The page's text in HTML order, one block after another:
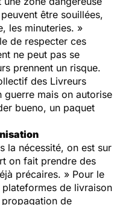
être souillées,
les minuteries. »
de respecter ces
ne peut pas se
prennent un risque.
des Livreurs
guerre mais on autorise
bueno, un paquet
la nécessité, on est sur
on fait prendre des
précaires. » Pour le
de livraison
de